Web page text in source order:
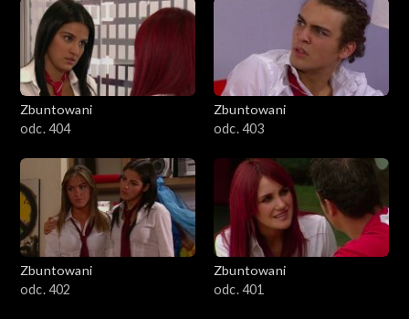
Zbuntowani
odc. 404
Zbuntowani
odc. 403
Zbuntowani
odc. 402
Zbuntowani
odc. 401